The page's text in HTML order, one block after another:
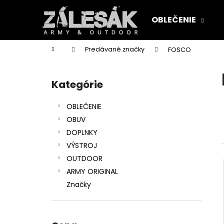
OBLEČENIE
Domov Predávané značky FOSCO
Preskočiť
kategórie
Kategórie
OBLEČENIE
OBUV
DOPLNKY
VÝSTROJ
OUTDOOR
ARMY ORIGINAL
Značky
í
Späť
do
Späť
do